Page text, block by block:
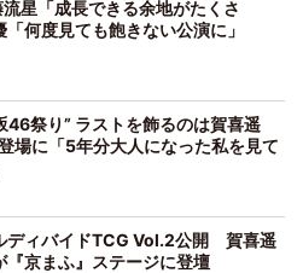
星「成長できる余地がたくさ
「何度見ても飽きない公演に」
46祭り” ラストを飾るのは賀喜遥
場に「5年分大人になった私を見て
ディバイドTCG Vol.2公開 賀喜遥
『京まふ』ステージに登壇